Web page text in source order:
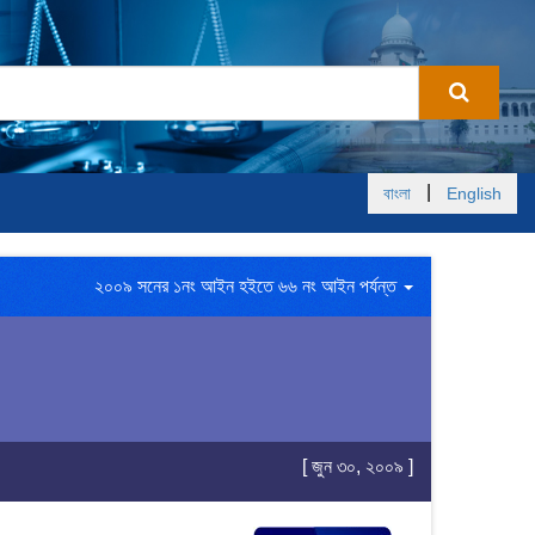
বাংলা English
২০০৯ সনের ১নং আইন হইতে ৬৬ নং আইন পর্যন্ত
[ জুন ৩০, ২০০৯ ]